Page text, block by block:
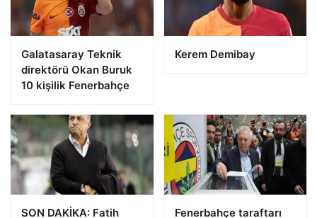
Galatasaray Teknik
direktörü Okan Buruk
10 kişilik Fenerbahçe
Kerem Demibay
SON DAKİKA: Fatih Fenerbahçe taraftarı